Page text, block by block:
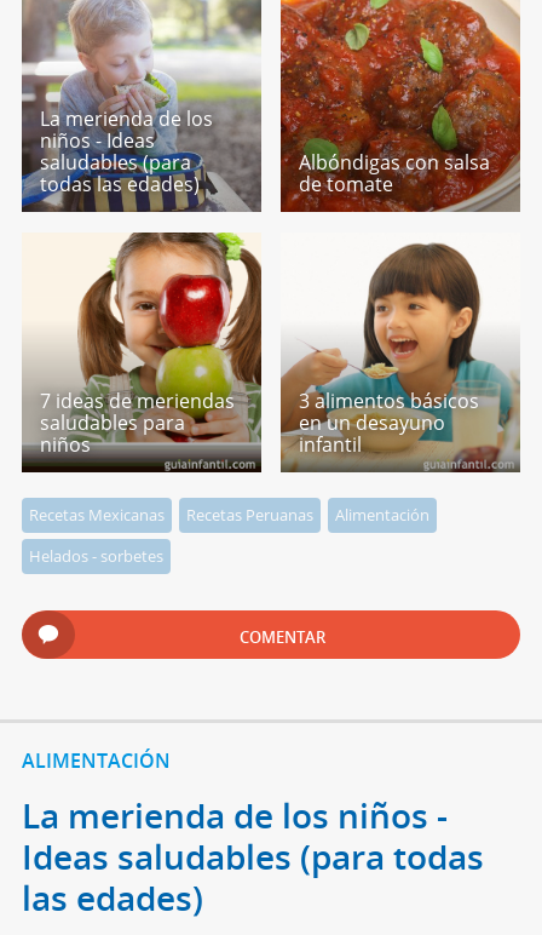
La merienda de los
niños - Ideas
saludables (para
todas las edades)
Albóndigas con salsa
de tomate
7 ideas de meriendas
saludables para
niños
3 alimentos básicos
en un desayuno
infantil
Recetas Mexicanas Recetas Peruanas
Alimentación
Helados - sorbetes
COMENTAR
ALIMENTACIÓN
La merienda de los niños -
Ideas saludables (para todas
las edades)